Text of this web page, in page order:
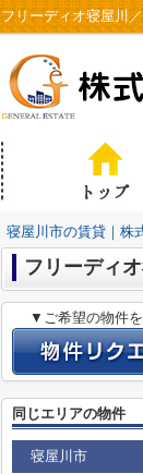
フリーディオ寝屋川
寝屋川市の賃貸｜株
フリーディオ
▼ご希望の物件
同じエリアの物件
寝屋川市